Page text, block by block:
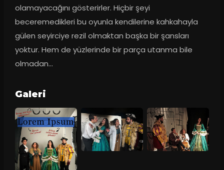
olamayacağını gösterirler. Hiçbir şeyi
beceremedikleri bu oyunla kendilerine kahkahayla
gülen seyirciye rezil olmaktan başka bir şansları
yoktur. Hem de yüzlerinde bir parça utanma bile
olmadan...
Galeri